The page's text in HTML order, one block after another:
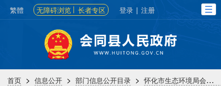
繁體 无障碍浏览 长者专区 登录 | 注册
首页 > 信息公开 > 部门信息公开目录 > 怀化市生态环境局会同分局